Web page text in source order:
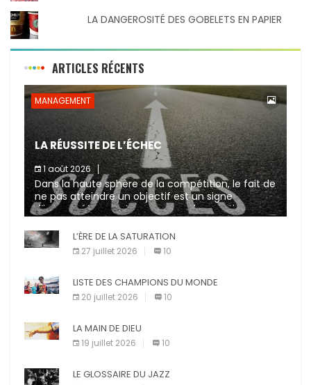
LA DANGEROSITÉ DES GOBELETS EN PAPIER
ARTICLES RÉCENTS
MANAGEMENT
LA RÉUSSITE DE L’ÉCHEC
1 août 2026
Dans la haute sphère de la compétition, le fait de
ne pas atteindre un objectif est un signe
d’incompétence et une source de sanctions
diverses (avertissement, […]
L’ÈRE DE LA SATURATION
27 juillet 2026 10
LISTE DES CHAMPIONS DU MONDE
20 juillet 2026 10
LA MAIN DE DIEU
19 juillet 2026 10
LE GLOSSAIRE DU JAZZ